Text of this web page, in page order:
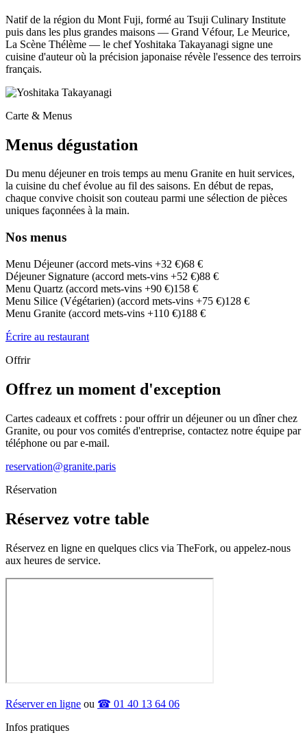
Natif de la région du Mont Fuji, formé au Tsuji Culinary Institute
puis dans les plus grandes maisons — Grand Véfour, Le Meurice,
La Scène Thélème — le chef Yoshitaka Takayanagi signe une
cuisine d'auteur où la précision japonaise révèle l'essence des terroirs
français.
Carte & Menus
Menus dégustation
Du menu déjeuner en trois temps au menu Granite en huit services,
la cuisine du chef évolue au fil des saisons. En début de repas,
chaque convive choisit son couteau parmi une sélection de pièces
uniques façonnées à la main.
Nos menus
Menu Déjeuner (accord mets-vins +32 €)68 €
Déjeuner Signature (accord mets-vins +52 €)88 €
Menu Quartz (accord mets-vins +90 €)158 €
Menu Silice (Végétarien) (accord mets-vins +75 €)128 €
Menu Granite (accord mets-vins +110 €)188 €
Écrire au restaurant
Offrir
Offrez un moment d'exception
Cartes cadeaux et coffrets : pour offrir un déjeuner ou un dîner chez
Granite, ou pour vos comités d'entreprise, contactez notre équipe par
téléphone ou par e-mail.
reservation@granite.paris
Réservation
Réservez votre table
Réservez en ligne en quelques clics via TheFork, ou appelez-nous
aux heures de service.
Réserver en ligne ou ☎ 01 40 13 64 06
Infos pratiques